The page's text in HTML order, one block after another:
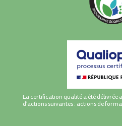
La certification qualité a été délivrée
d’actions suivantes : actions de